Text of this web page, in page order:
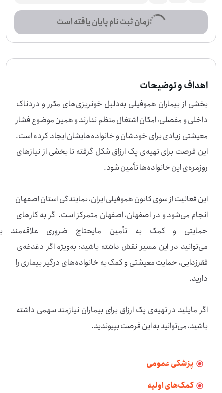
زمان ثبت نام پایان یافته است
اهداف و توضیحات
بخشی از بیماران هموفیلی به‌دلیل خونریزی‌های مکرر و دردناک
داخلی و مفصلی، امکان اشتغال منظم ندارند و همین موضوع فشار
معیشتی زیادی برای خودشان و خانواده‌هایشان ایجاد کرده است.
این فرصت برای تهیه‌ی پک ارزاق شکل گرفته تا بخشی از نیازهای
این فعالیت از سوی کانون هموفیلی ایران، نمایندگی استان اصفهان
انجام می‌شود و در اصفهان، اصفهان متمرکز است. اگر به کارهای
حمایتی و کمک به تأمین
می‌توانید در این مسیر نقش داشته باشید؛ به‌ویژه اگر دغدغه‌ی
فقرزدایی، حمایت معیشتی و کمک به خانواده‌های درگیر بیماری را
اگر مایلید در تهیه‌ی پک ارزاق برای بیماران نیازمند سهمی داشته
باشید، می‌توانید به این فرصت بپیوندید.
پزشکی عمومی
کمک‌های اولیه